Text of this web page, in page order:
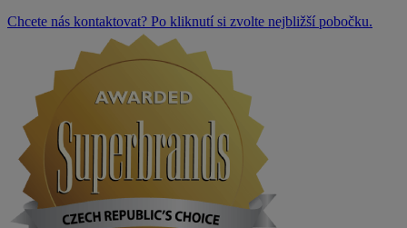
Chcete nás kontaktovat? Po kliknutí si zvolte nejbližší pobočku.